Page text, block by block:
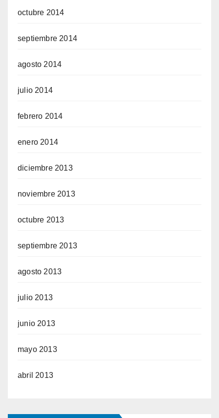
octubre 2014
septiembre 2014
agosto 2014
julio 2014
febrero 2014
enero 2014
diciembre 2013
noviembre 2013
octubre 2013
septiembre 2013
agosto 2013
julio 2013
junio 2013
mayo 2013
abril 2013